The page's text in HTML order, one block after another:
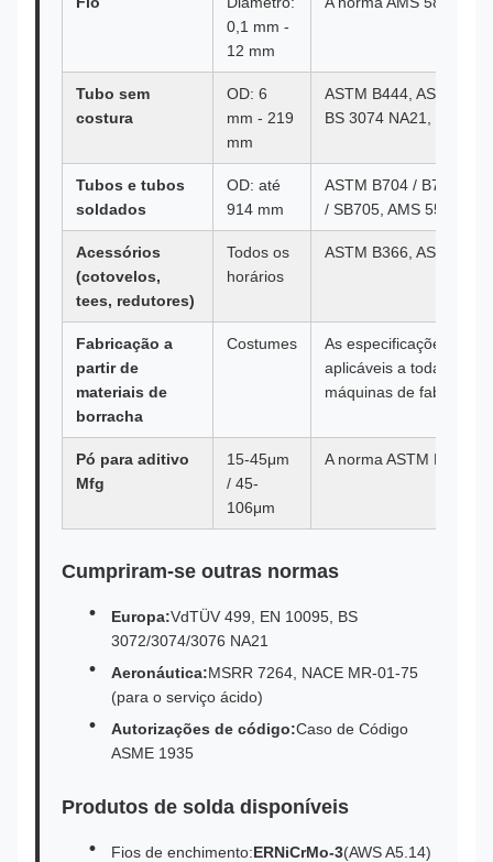
0,1 mm -
12 mm
Tubo sem
costura
OD: 6
mm - 219
mm
ASTM B444, ASTM
BS 3074 NA21, DIN
Tubos e tubos
soldados
OD: até
914 mm
ASTM B704 / B705,
/ SB705, AMS 5581
Acessórios
(cotovelos,
tees, redutores)
Todos os
horários
ASTM B366, ASME
Fabricação a
partir de
materiais de
borracha
Costumes
As especificações do
aplicáveis a todas as
máquinas de
Pó para aditivo
Mfg
15-45μm
/ 45-
106μm
A norma ASTM F3056,
Cumpriram-se outras normas
Europa:VdTÜV 499, EN 10095, BS
3072/3074/3076 NA21
Aeronáutica:MSRR 7264, NACE MR-01-75
(para o serviço ácido)
Autorizações de código:Caso de Código
ASME 1935
Produtos de solda disponíveis
Fios de enchimento:ERNiCrMo-3(AWS A5.14)